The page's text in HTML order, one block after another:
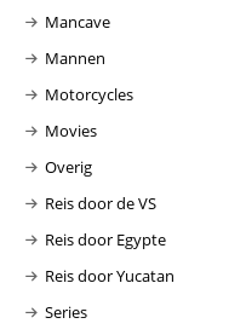
Mancave
Mannen
Motorcycles
Movies
Overig
Reis door de VS
Reis door Egypte
Reis door Yucatan
Series